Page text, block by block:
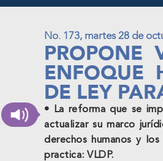
No. 173, martes 28 de
PROPONE
ENFOQUE
DE LEY
• La reforma que se
actualizar su marco
derechos humanos y
practica: VLDP.